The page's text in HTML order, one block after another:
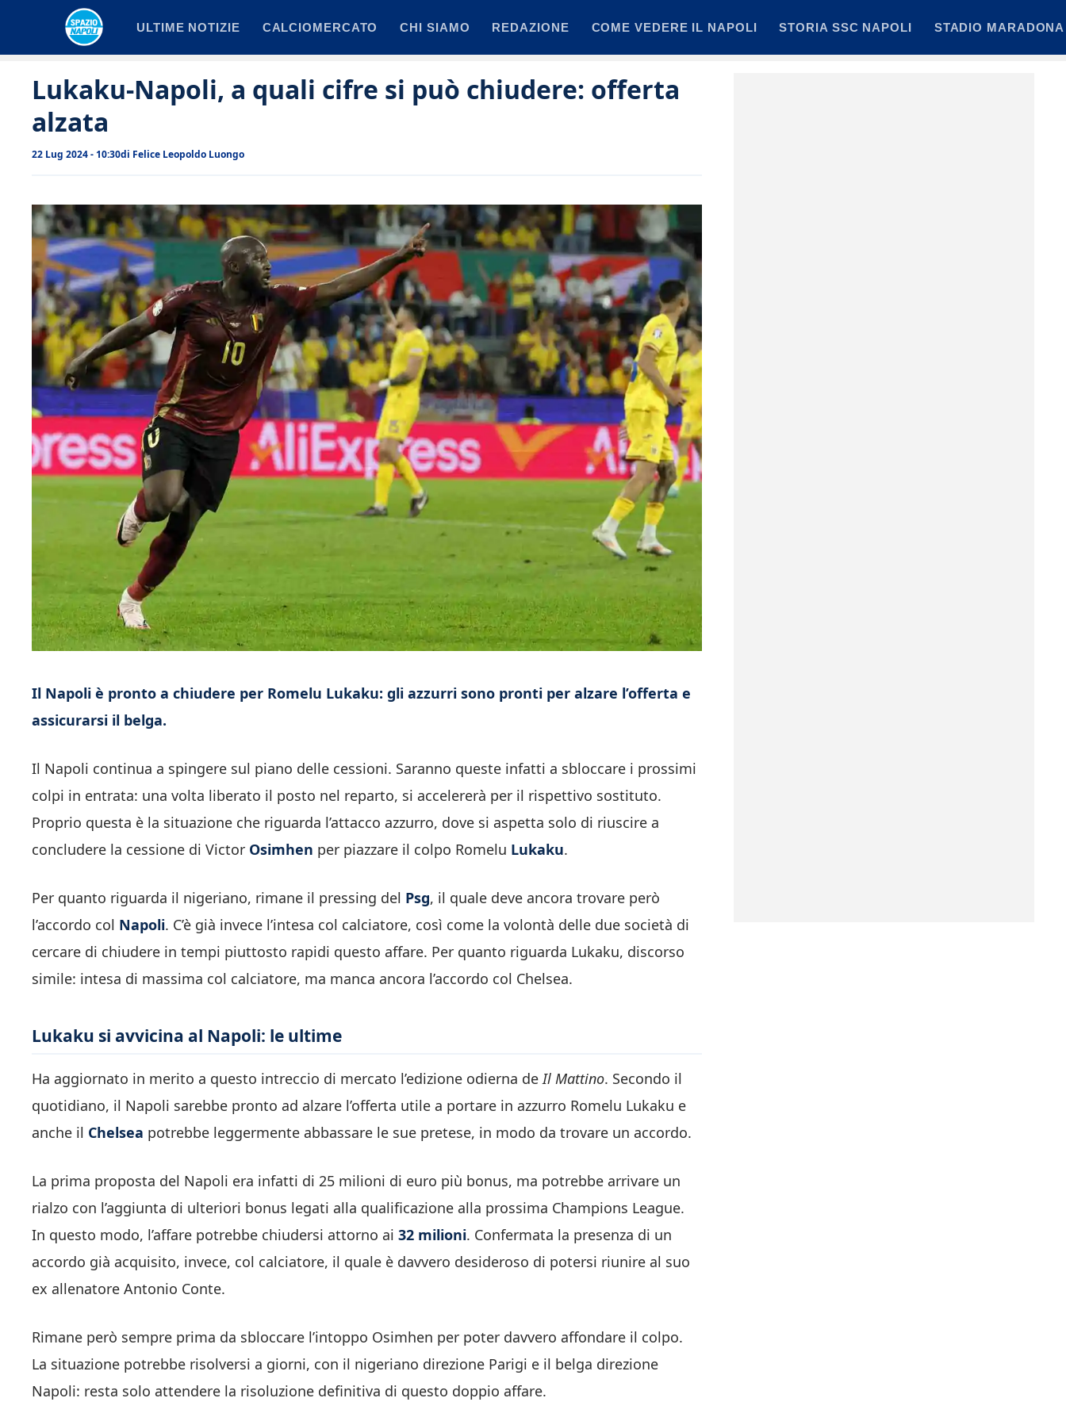
ULTIME NOTIZIE CALCIOMERCATO CHI SIAMO REDAZIONE COME VEDERE IL NAPOLI STORIA SSC NAPOLI STADIO MARADONA
Lukaku-Napoli, a quali cifre si può chiudere: offerta
alzata
22 Lug 2024 - 10:30di Felice Leopoldo Luongo
Il Napoli è pronto a chiudere per Romelu Lukaku: gli azzurri sono pronti per alzare l’offerta e
assicurarsi il belga.
Il Napoli continua a spingere sul piano delle cessioni. Saranno queste infatti a sbloccare i prossimi
colpi in entrata: una volta liberato il posto nel reparto, si accelererà per il rispettivo sostituto.
Proprio questa è la situazione che riguarda l’attacco azzurro, dove si aspetta solo di riuscire a
concludere la cessione di Victor Osimhen per piazzare il colpo Romelu Lukaku.
Per quanto riguarda il nigeriano, rimane il pressing del Psg, il quale deve ancora trovare però
l’accordo col Napoli. C’è già invece l’intesa col calciatore, così come la volontà delle due società di
cercare di chiudere in tempi piuttosto rapidi questo affare. Per quanto riguarda Lukaku, discorso
simile: intesa di massima col calciatore, ma manca ancora l’accordo col Chelsea.
Lukaku si avvicina al Napoli: le ultime
Ha aggiornato in merito a questo intreccio di mercato l’edizione odierna de Il Mattino. Secondo il
quotidiano, il Napoli sarebbe pronto ad alzare l’offerta utile a portare in azzurro Romelu Lukaku e
anche il Chelsea potrebbe leggermente abbassare le sue pretese, in modo da trovare un accordo.
La prima proposta del Napoli era infatti di 25 milioni di euro più bonus, ma potrebbe arrivare un
rialzo con l’aggiunta di ulteriori bonus legati alla qualificazione alla prossima Champions League.
In questo modo, l’affare potrebbe chiudersi attorno ai 32 milioni. Confermata la presenza di un
accordo già acquisito, invece, col calciatore, il quale è davvero desideroso di potersi riunire al suo
ex allenatore Antonio Conte.
Rimane però sempre prima da sbloccare l’intoppo Osimhen per poter davvero affondare il colpo.
La situazione potrebbe risolversi a giorni, con il nigeriano direzione Parigi e il belga direzione
Napoli: resta solo attendere la risoluzione definitiva di questo doppio affare.